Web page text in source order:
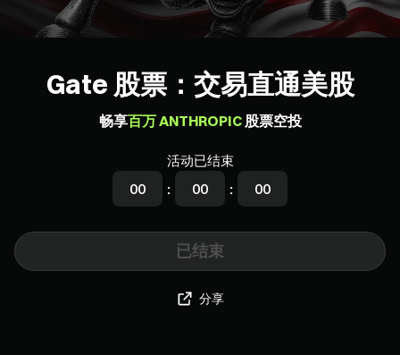
Gate 股票：交易直通美股
畅享百万 ANTHROPIC股票空投
活动已结束
00 : 00 : 00
已结束
分享